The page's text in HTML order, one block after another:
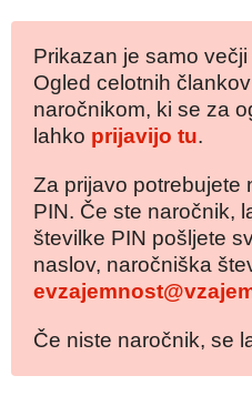
Prikazan je samo
Ogled celotnih
naročnikom, ki se za
lahko prijavijo tu.
Za prijavo potrebujete
PIN. Če ste naročnik,
številke PIN pošljete
naslov, naročniška
Če niste naročnik, se